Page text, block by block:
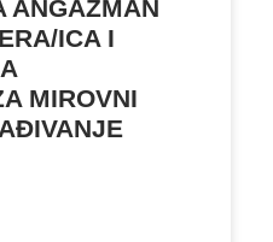
ANGAŽMAN
ICA I
MIROVNI